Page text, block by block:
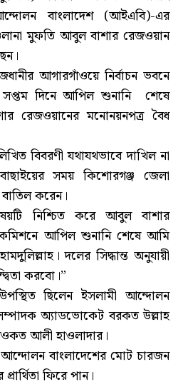
বাংলাদেশ (আইএবি)-এর
মুফতি আবুল বাশার রেজওয়ান
আগারগাঁওয়ে নির্বাচন ভবনে
সপ্তম দিনে আপিল শুনানি শেষে
রেজওয়ানের মনোনয়নপত্র বৈধ
বিবরণী যথাযথভাবে দাখিল না
সময় কিশোরগঞ্জ জেলা
বাতিল করেন।
নিশ্চিত করে আবুল বাশার
কমিশনে আপিল শুনানি শেষে আমি
দলের সিদ্ধান্ত অনুযায়ী
করবো।”
উপস্থিত ছিলেন ইসলামী আন্দোলন
অ্যাডভোকেট বরকত উল্লাহ
আলী হাওলাদার।
বাংলাদেশের মোট চারজন
ফিরে পান।